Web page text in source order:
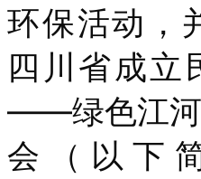
环保活动，
四川省成立
——绿色江河
会（以下